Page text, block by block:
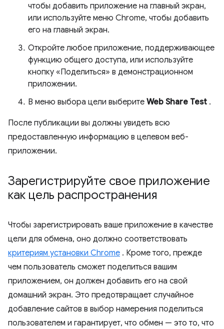
чтобы добавить приложение на главный экран,
или используйте меню Chrome, чтобы добавить
его на главный экран.
Откройте любое приложение, поддерживающее
функцию общего доступа, или используйте
кнопку «Поделиться» в демонстрационном
приложении.
В меню выбора цели выберите Web Share Test .
После публикации вы должны увидеть всю
предоставленную информацию в целевом веб-
приложении.
Зарегистрируйте свое приложение
как цель распространения
Чтобы зарегистрировать ваше приложение в качестве
цели для обмена, оно должно соответствовать
критериям установки Chrome . Кроме того, прежде
чем пользователь сможет поделиться вашим
приложением, он должен добавить его на свой
домашний экран. Это предотвращает случайное
добавление сайтов в выбор намерения поделиться
пользователем и гарантирует, что обмен — это то, что